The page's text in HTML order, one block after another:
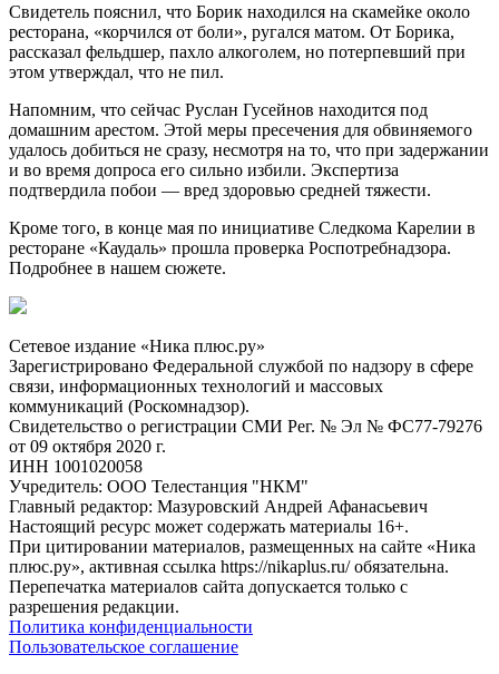
Свидетель пояснил, что Борик находился на скамейке около
ресторана, «корчился от боли», ругался матом. От Борика,
рассказал фельдшер, пахло алкоголем, но потерпевший при
этом утверждал, что не пил.
Напомним, что сейчас Руслан Гусейнов находится под
домашним арестом. Этой меры пресечения для обвиняемого
удалось добиться не сразу, несмотря на то, что при задержании
и во время допроса его сильно избили. Экспертиза
подтвердила побои — вред здоровью средней тяжести.
Кроме того, в конце мая по инициативе Следкома Карелии в
ресторане «Каудаль» прошла проверка Роспотребнадзора.
Подробнее в нашем сюжете.
Сетевое издание «Ника плюс.ру»
Зарегистрировано Федеральной службой по надзору в сфере
связи, информационных технологий и массовых
коммуникаций (Роскомнадзор).
Свидетельство о регистрации СМИ Рег. № Эл № ФС77-79276
от 09 октября 2020 г.
ИНН 1001020058
Учредитель: ООО Телестанция "НКМ"
Главный редактор: Мазуровский Андрей Афанасьевич
Настоящий ресурс может содержать материалы 16+.
При цитировании материалов, размещенных на сайте «Ника
плюс.ру», активная ссылка https://nikaplus.ru/ обязательна.
Перепечатка материалов сайта допускается только с
разрешения редакции.
Политика конфиденциальности
Пользовательское соглашение